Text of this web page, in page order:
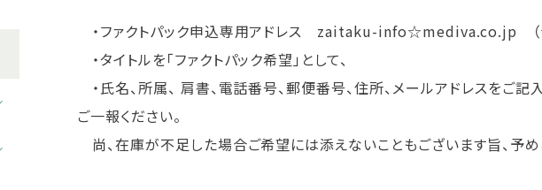
・ファクトパック申込専用アドレス zaitaku-info☆mediva.co.jp （☆
・タイトルを「ファクトパック希望」として、
・氏名、所属、 肩書、電話番号、郵便番号、住所、メールアドレスをご記
ご一報ください。
尚、在庫が不足した場合ご希望には添えないこともございます旨、予